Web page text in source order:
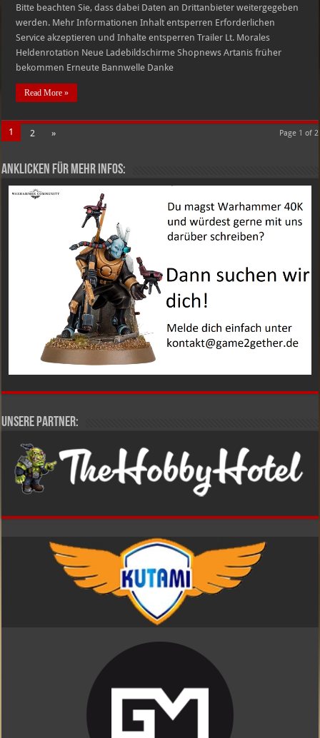
Bitte beachten Sie, dass dabei Daten an Drittanbieter weitergegeben
werden. Mehr Informationen Inhalt entsperren Erforderlichen
Service akzeptieren und Inhalte entsperren Trailer Lt. Morales
Heldenrotation Neue Ladebildschirme Shopnews Artanis früher
bekommen Erneute Bannwelle Danke
Read More »
Page 1 of 2
1 2 »
Anklicken für mehr Infos:
Unsere Partner: